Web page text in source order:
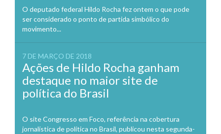
O deputado federal Hildo Rocha fez ontem o que pode
ser considerado o ponto de partida simbólico do
movimento...
7 DE MARÇO DE 2018
Ações de Hildo Rocha ganham
destaque no maior site de
política do Brasil
O site Congresso em Foco, referência na cobertura
jornalística de política no Brasil, publicou nesta segunda-